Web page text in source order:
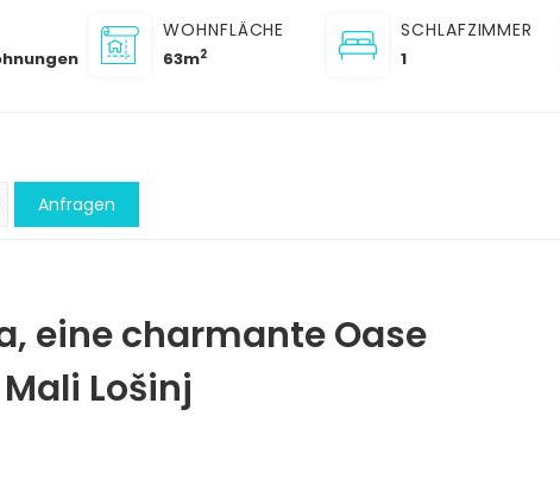
WOHNFLÄCHE
63m2
SCHLAFZIMMER
1
Anfragen
eine charmante Oase
Lošinj